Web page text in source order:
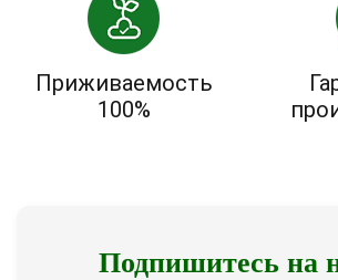
Приживаемость
100%
Подпишитесь на